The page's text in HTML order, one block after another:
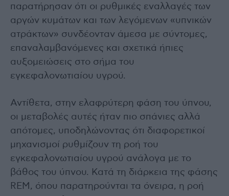
παρατήρησαν ότι οι ρυθμικές εναλλαγές των
αργών κυμάτων και των λεγόμενων «υπνικών
ατράκτων» συνδέονταν άμεσα με σύντομες,
επαναλαμβανόμενες και σχετικά ήπιες
αυξομειώσεις στο σήμα του
εγκεφαλονωτιαίου υγρού.
Αντίθετα, στην ελαφρύτερη φάση του ύπνου,
οι μεταβολές αυτές ήταν πιο σπάνιες αλλά
απότομες, υποδηλώνοντας ότι διαφορετικοί
μηχανισμοί ρυθμίζουν τη ροή του
εγκεφαλονωτιαίου υγρού ανάλογα με το
βάθος του ύπνου. Κατά τη διάρκεια της φάσης
REM, όπου παρατηρούνται τα όνειρα, η ροή